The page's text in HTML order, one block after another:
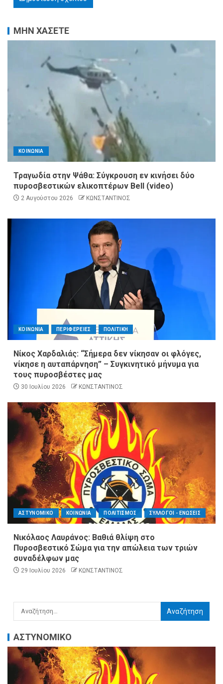
ΜΗΝ ΧΑΣΕΤΕ
ΚΟΙΝΩΝΙΑ
Τραγωδία στην Ψάθα: Σύγκρουση εν κινήσει δύο
πυροσβεστικών ελικοπτέρων Bell (video)
2 Αυγούστου 2026 ΚΩΝΣΤΑΝΤΙΝΟΣ
ΚΟΙΝΩΝΙΑ ΠΕΡΙΦΕΡΕΙΕΣ ΠΟΛΙΤΙΚΗ
Νίκος Χαρδαλιάς: “Σήμερα δεν νίκησαν οι φλόγες,
νίκησε η αυταπάρνηση” – Συγκινητικό μήνυμα για
τους πυροσβέστες μας
30 Ιουλίου 2026 ΚΩΝΣΤΑΝΤΙΝΟΣ
ΑΣΤΥΝΟΜΙΚΟ ΚΟΙΝΩΝΙΑ ΠΟΛΙΤΙΣΜΟΣ ΣΥΛΛΟΓΟΙ - ΕΝΩΣΕΙΣ
Νικόλαος Λαυράνος: Βαθιά θλίψη στο
Πυροσβεστικό Σώμα για την απώλεια των τριών
συναδέλφων μας
29 Ιουλίου 2026 ΚΩΝΣΤΑΝΤΙΝΟΣ
ΑΣΤΥΝΟΜΙΚΟ